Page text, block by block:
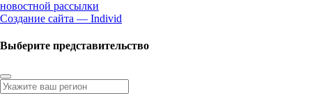
новостной рассылки
Создание сайта — Individ
Выберите представительство